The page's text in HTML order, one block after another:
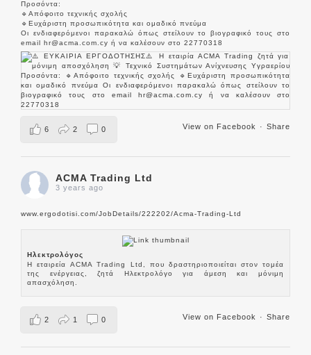
Προσόντα:
🔹Απόφοιτο τεχνικής σχολής
🔹Ευχάριστη προσωπικότητα και ομαδικό πνεύμα
Οι ενδιαφερόμενοι παρακαλώ όπως στείλουν το βιογραφικό τους στο
email hr@acma.com.cy ή να καλέσουν στο 22770318
View on Facebook · Share
6 2 0
ACMA Trading Ltd
3 years ago
www.ergodotisi.com/JobDetails/222202/Acma-Trading-Ltd
Ηλεκτρολόγος
Η εταιρεία ACMA Trading Ltd, που δραστηριοποιείται στον τομέα
της ενέργειας, ζητά Ηλεκτρολόγο για άμεση και μόνιμη
απασχόληση.
View on Facebook · Share
2 1 0